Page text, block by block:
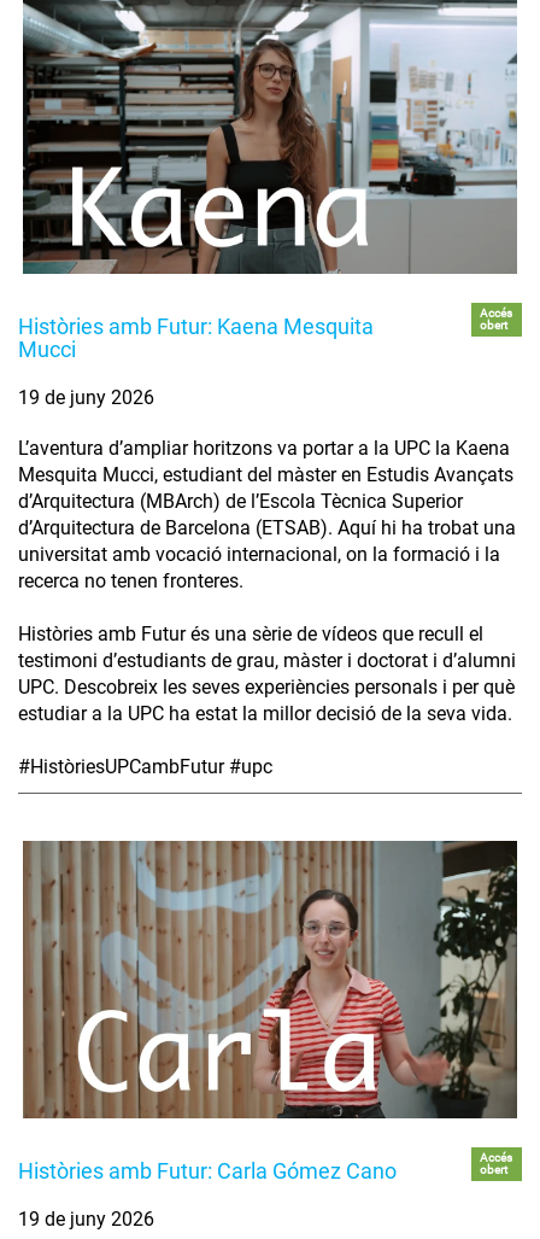
Històries amb Futur: Kaena Mesquita
Mucci
Accés
obert
19 de juny 2026
L’aventura d’ampliar horitzons va portar a la UPC la Kaena
Mesquita Mucci, estudiant del màster en Estudis Avançats
d’Arquitectura (MBArch) de l’Escola Tècnica Superior
d’Arquitectura de Barcelona (ETSAB). Aquí hi ha trobat una
universitat amb vocació internacional, on la formació i la
recerca no tenen fronteres.
Històries amb Futur és una sèrie de vídeos que recull el
testimoni d’estudiants de grau, màster i doctorat i d’alumni
UPC. Descobreix les seves experiències personals i per què
estudiar a la UPC ha estat la millor decisió de la seva vida.
#HistòriesUPCambFutur #upc
Històries amb Futur: Carla Gómez Cano
Accés
obert
19 de juny 2026